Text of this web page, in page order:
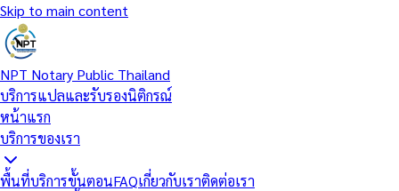
Skip to main content
NPT Notary Public Thailand
บริการแปลและรับรองนิติกรณ์
หน้าแรก
บริการของเรา
พื้นที่บริการขั้นตอนFAQเกี่ยวกับเราติดต่อเรา